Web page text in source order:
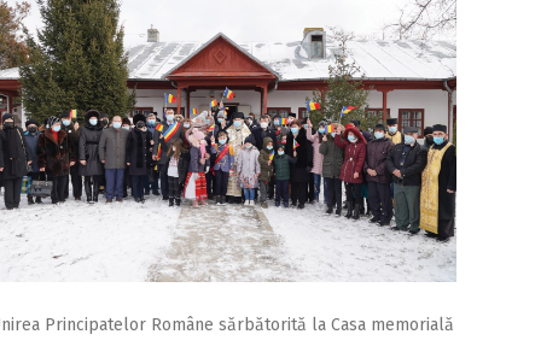
Principatelor Române sărbătorită la Casa memorială